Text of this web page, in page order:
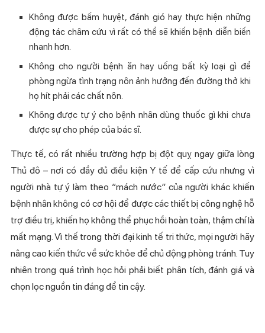
Không được bấm huyệt, đánh gió hay thực hiện những
động tác châm cứu vì rất có thể sẽ khiến bệnh diễn biến
nhanh hơn.
Không cho người bệnh ăn hay uống bất kỳ loại gì để
phòng ngừa tình trạng nôn ảnh hưởng đến đường thở khi
họ hít phải các chất nôn.
Không được tự ý cho bệnh nhân dùng thuốc gì khi chưa
được sự cho phép của bác sĩ.
Thực tế, có rất nhiều trường hợp bị đột quỵ ngay giữa lòng
Thủ đô – nơi có đầy đủ điều kiện Y tế để cấp cứu nhưng vì
người nhà tự ý làm theo “mách nước” của người khác khiến
bệnh nhân không có cơ hội để được các thiết bị công nghệ hỗ
trợ điều trị, khiến họ không thể phục hồi hoàn toàn, thậm chí là
mất mạng. Vì thế trong thời đại kinh tế tri thức, mọi người hãy
nâng cao kiến thức về sức khỏe để chủ động phòng tránh. Tuy
nhiên trong quá trình học hỏi phải biết phân tích, đánh giá và
chọn lọc nguồn tin đáng để tin cậy.